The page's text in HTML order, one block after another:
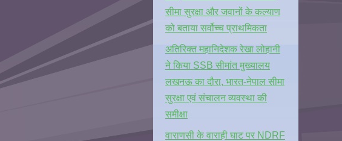
सीमा सुरक्षा और जवानों के कल्याण
को बताया सर्वोच्च प्राथमिकता
अतिरिक्त महानिदेशक रेखा लोहानी
ने किया SSB सीमांत मुख्यालय
लखनऊ का दौरा, भारत-नेपाल सीमा
सुरक्षा एवं संचालन व्यवस्था की
समीक्षा
वाराणसी के वाराही घाट पर NDRF